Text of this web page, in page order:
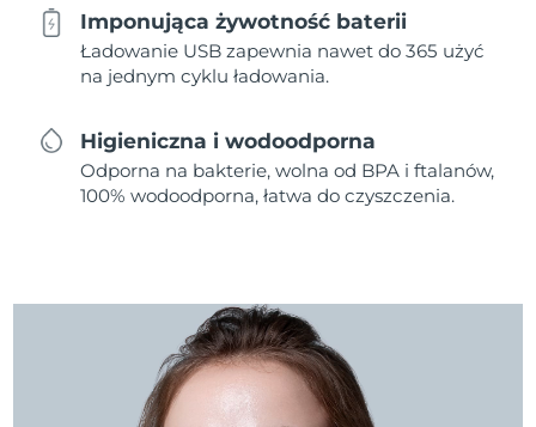
Imponująca żywotność baterii
Ładowanie USB zapewnia nawet do 365 użyć
na jednym cyklu ładowania.
Higieniczna i wodoodporna
Odporna na bakterie, wolna od BPA i ftalanów,
100% wodoodporna, łatwa do czyszczenia.